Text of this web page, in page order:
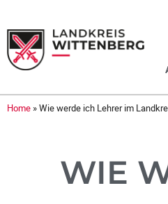
Home »Wie werde ich Lehrer im
WIE